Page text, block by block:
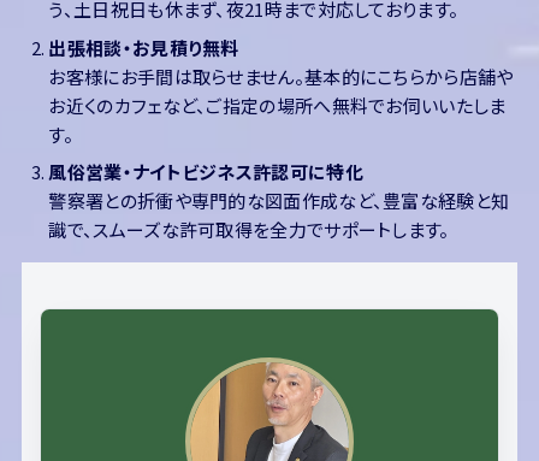
う、土日祝日も休まず、夜21時まで対応しております。
出張相談・お見積り無料
お客様にお手間は取らせません。基本的にこちらから店舗や
お近くのカフェなど、ご指定の場所へ無料でお伺いいたしま
す。
風俗営業・ナイトビジネス許認可に特化
警察署との折衝や専門的な図面作成など、豊富な経験と知
識で、スムーズな許可取得を全力でサポートします。